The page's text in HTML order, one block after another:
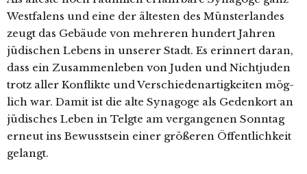
Westfalens und eine der ältes­ten des Münsterlandes
zeugt das Gebäude von meh­re­ren hun­dert Jahren
jüdi­schen Lebens in unse­rer Stadt. Es erin­nert dar­an,
dass ein Zusammenleben von Juden und Nichtjuden
trotz aller Konflikte und Verschiedenartigkeiten mög­
lich war. Damit ist die alte Synagoge als Gedenkort an
jüdi­sches Leben in Telgte am ver­gan­ge­nen Sonntag
erneut ins Bewusstsein einer grö­ße­ren Öffentlichkeit
gelangt.